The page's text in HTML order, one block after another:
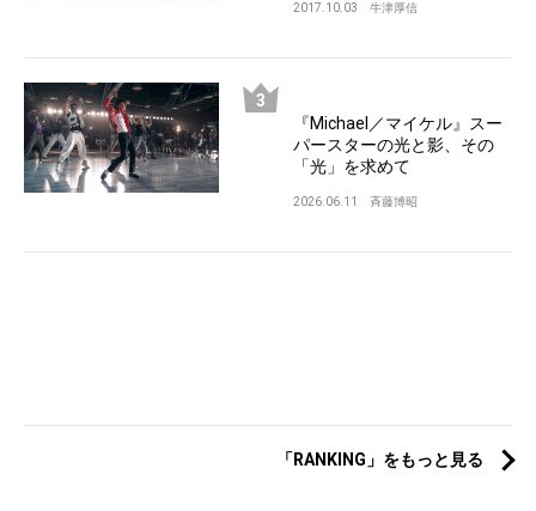
2017.10.03 牛津厚信
『Michael／マイケル』スー
パースターの光と影、その
「光」を求めて
2026.06.11 斉藤博昭
「RANKING」をもっと見る